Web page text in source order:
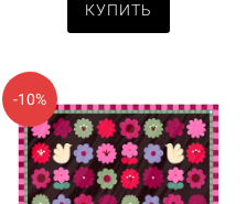
КУПИТЬ
-10%